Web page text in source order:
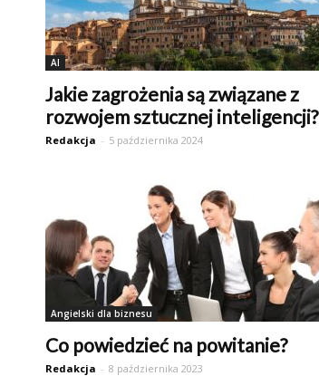
AI
Jakie zagrożenia są związane z
rozwojem sztucznej inteligencji?
Redakcja - 5 października 2024
Angielski dla biznesu
Co powiedzieć na powitanie?
Redakcja - 8 października 2023